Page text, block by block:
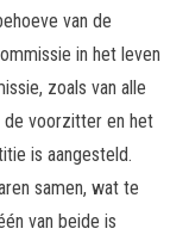
van de
in het leven
zoals van alle
de voorzitter en het
is aangesteld.
samen, wat te
van beide is